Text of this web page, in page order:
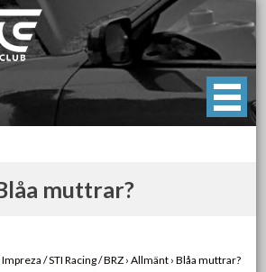
Club
muttrar?
Impreza / STI Racing / BRZ › Allmänt › Blåa muttrar?